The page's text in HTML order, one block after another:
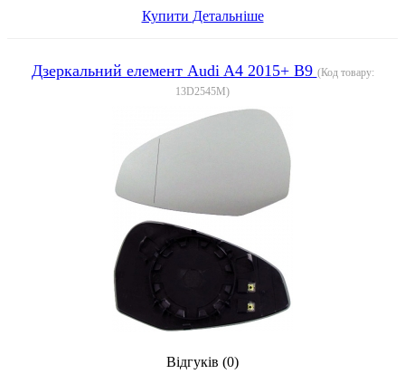
Купити Детальніше
Дзеркальний елемент Audi A4 2015+ B9 (Код товару:
13D2545M)
Відгуків (0)